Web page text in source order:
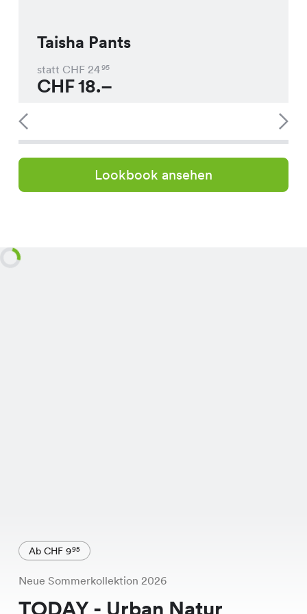
Taisha Pants
statt CHF 2495
CHF18.–
Lookbook ansehen
Ab CHF 995
Neue Sommerkollektion 2026
TODAY - Urban Natur